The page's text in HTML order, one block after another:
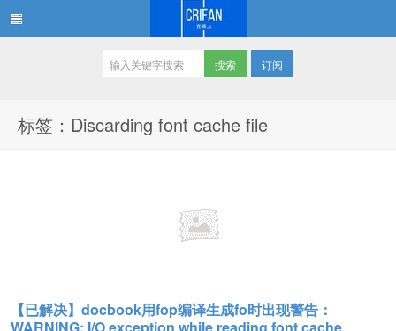
订阅
标签：Discarding font cache file
【已解决】docbook用fop编译生成fo时出现警告：